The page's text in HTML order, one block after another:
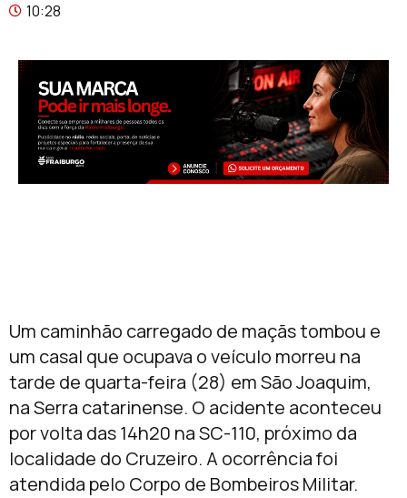
10:28
Um caminhão carregado de maçãs tombou e
um casal que ocupava o veículo morreu na
tarde de quarta-feira (28) em São Joaquim,
na Serra catarinense. O acidente aconteceu
por volta das 14h20 na SC-110, próximo da
localidade do Cruzeiro. A ocorrência foi
atendida pelo Corpo de Bombeiros Militar.